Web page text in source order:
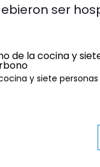
ser
y siete